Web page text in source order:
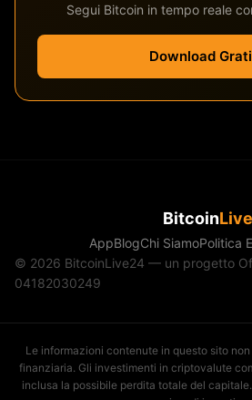
Segui Bitcoin in tempo reale
Download
Bitcoin
AppBlogChi SiamoPolitica
© 2026 BitcoinLive24 — un progetto
04182030249
Le informazioni contenute in questo sito
finanziaria. Gli investimenti in criptovalute
inclusa la possibile perdita totale del